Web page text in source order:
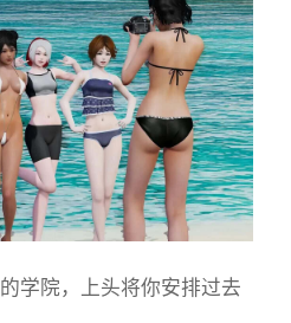
学院，上头将你安排过去